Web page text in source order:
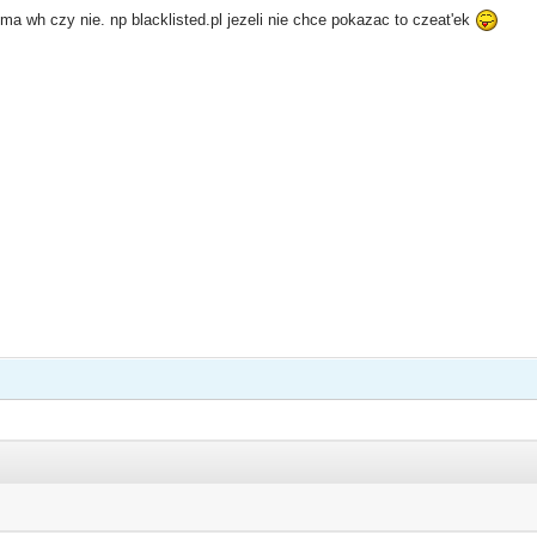
wh czy nie. np blacklisted.pl jezeli nie chce pokazac to czeat'ek